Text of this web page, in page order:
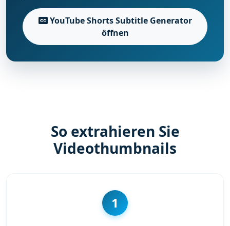
YouTube Shorts Subtitle Generator
öffnen
So extrahieren Sie
Videothumbnails
1